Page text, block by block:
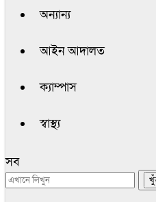
অন্যান্য
আইন আদালত
ক্যাম্পাস
স্বাস্থ্য
সব